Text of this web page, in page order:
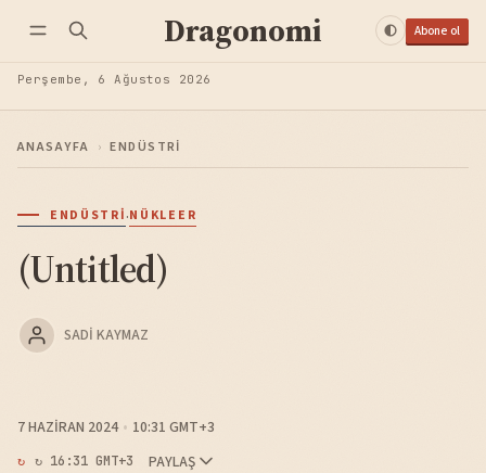
Dragonomi Abone ol
Perşembe, 6 Ağustos 2026
ANASAYFA › ENDÜSTRI
ENDÜSTRI·NÜKLEER
(Untitled)
SADI KAYMAZ
7 HAZIRAN 2024 10:31 GMT+3
↻ 16:31 GMT+3 PAYLAŞ